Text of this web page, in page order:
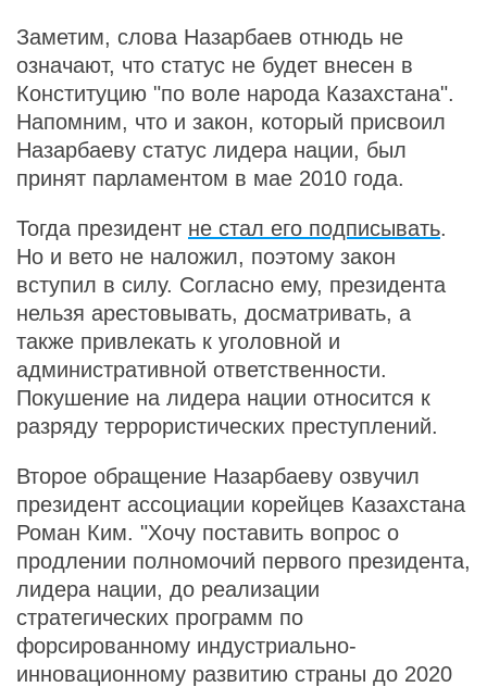
Заметим, слова Назарбаев отнюдь не
означают, что статус не будет внесен в
Конституцию "по воле народа Казахстана".
Напомним, что и закон, который присвоил
Назарбаеву статус лидера нации, был
принят парламентом в мае 2010 года.
Тогда президент не стал его подписывать.
Но и вето не наложил, поэтому закон
вступил в силу. Согласно ему, президента
нельзя арестовывать, досматривать, а
также привлекать к уголовной и
административной ответственности.
Покушение на лидера нации относится к
разряду террористических преступлений.
Второе обращение Назарбаеву озвучил
президент ассоциации корейцев Казахстана
Роман Ким. "Хочу поставить вопрос о
продлении полномочий первого президента,
лидера нации, до реализации
стратегических программ по
форсированному индустриально-
инновационному развитию страны до 2020